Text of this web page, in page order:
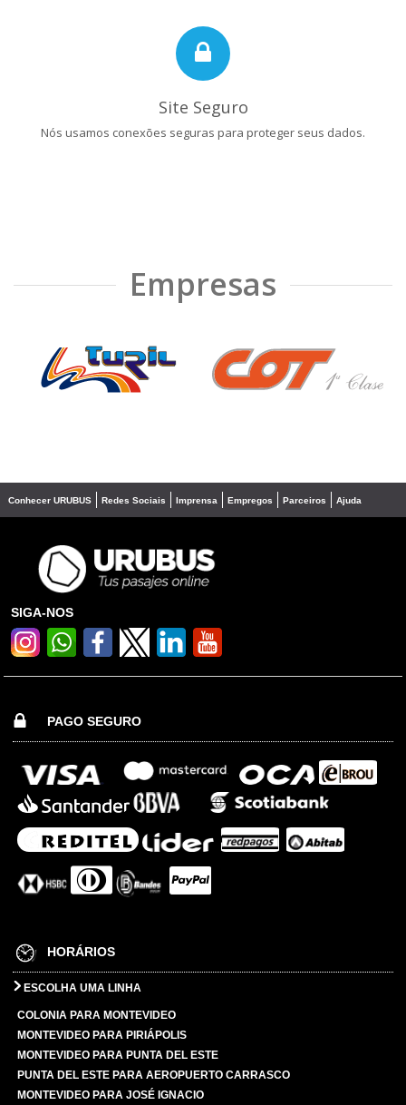
Site Seguro
Nós usamos conexões seguras para proteger seus dados.
Empresas
❮ ❯
Conhecer URUBUS Redes Sociais Imprensa Empregos Parceiros Ajuda
SIGA-NOS
PAGO SEGURO
HORÁRIOS
ESCOLHA UMA LINHA
COLONIA PARA MONTEVIDEO
MONTEVIDEO PARA PIRIÁPOLIS
MONTEVIDEO PARA PUNTA DEL ESTE
PUNTA DEL ESTE PARA AEROPUERTO CARRASCO
MONTEVIDEO PARA JOSÉ IGNACIO